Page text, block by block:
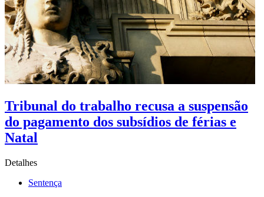
Tribunal do trabalho recusa a suspensão
do pagamento dos subsídios de férias e
Natal
Detalhes
Sentença